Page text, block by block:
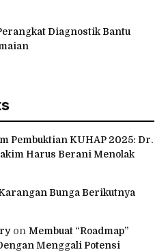
Diagnostik Bantu
Pembuktian KUHAP 2025: Dr.
Harus Berani Menolak
Bunga Berikutnya
on Membuat “Roadmap”
Menggali Potensi